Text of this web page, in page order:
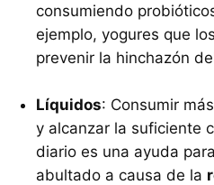
consumiendo
ejemplo, yogures que
prevenir la hinchazón
Líquidos: Consumir
y alcanzar la suficiente
diario es una ayuda
abultado a causa de la